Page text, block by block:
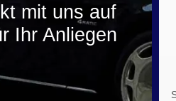
mit uns auf
Ihr Anliegen